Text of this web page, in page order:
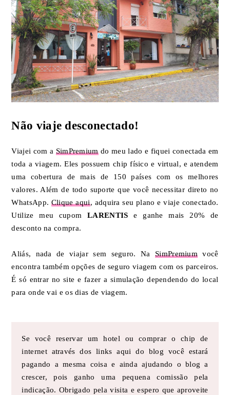
Não viaje desconectado!
Viajei com a SimPremiumdo meu lado e fiquei conectada em
toda a viagem. Eles possuem chip físico e virtual, e atendem
uma cobertura de mais de 150 países com os melhores
valores. Além de todo suporte que você necessitar direto no
WhatsApp. Clique aqui, adquira seu plano e viaje conectado.
Utilize meu cupomLARENTIS e ganhe mais 20% de
desconto na compra.
Aliás, nada de viajar sem seguro. NaSimPremium você
encontra também opções de seguro viagem com os parceiros.
É só entrar no site e fazer a simulação dependendo do local
para onde vai e os dias de viagem.
Se você reservar um hotel ou comprar o chip de
internet através dos links aqui do blog você estará
pagando a mesma coisa e ainda ajudando o blog a
crescer, pois ganho uma pequena comissão pela
indicação. Obrigado pela visita e espero que aproveite